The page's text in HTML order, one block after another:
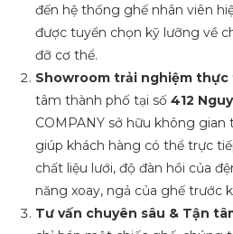
đến hệ thống ghế nhân viên
được tuyển chọn kỹ lưỡng về
đỡ cơ thể.
Showroom trải nghiệm thực
tâm thành phố tại số 412
COMPANY sở hữu không
giúp khách hàng có thể trực
chất liệu lưới, độ đàn hồi của
năng xoay, ngả của ghế trước
Tư vấn chuyên sâu & Tận